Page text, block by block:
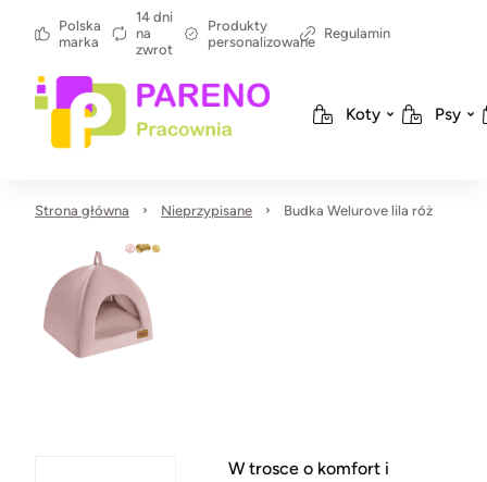
Polska
marka
14 dni
na
zwrot
Produkty
personalizowane Regulamin
Koty Psy
Strona główna Nieprzypisane Budka Welurove lila róż
W trosce o komfort i